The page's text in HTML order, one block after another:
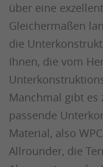
über eine
Gleichermaßen
die
Ihnen, die vom
Manchmal gibt es
passende
Material, also
Allrounder, die